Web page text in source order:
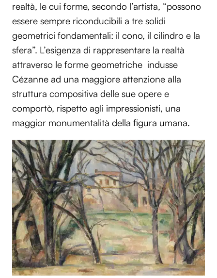
realtà, le cui forme, secondo l’artista, “possono
essere sempre riconducibili a tre solidi
geometrici fondamentali: il cono, il cilindro e la
sfera”. L’esigenza di rappresentare la realtà
attraverso le forme geometriche indusse
Cézanne ad una maggiore attenzione alla
struttura compositiva delle sue opere e
comportò, rispetto agli impressionisti, una
maggior monumentalità della figura umana.